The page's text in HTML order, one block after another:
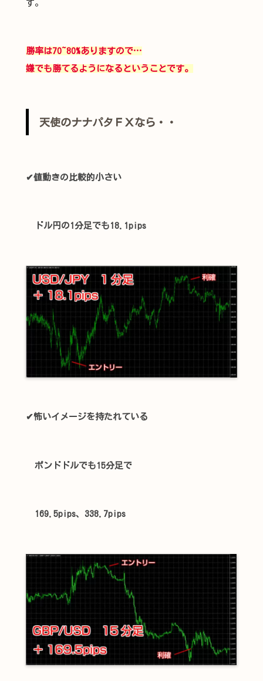
す。
勝率は70~80%ありますので…
嫌でも勝てるようになるということです。
天使のナナパタＦＸなら・・
✔値動きの比較的小さい
ドル円の1分足でも18.1pips
✔怖いイメージを持たれている
ポンドドルでも15分足で
169.5pips、338.7pips